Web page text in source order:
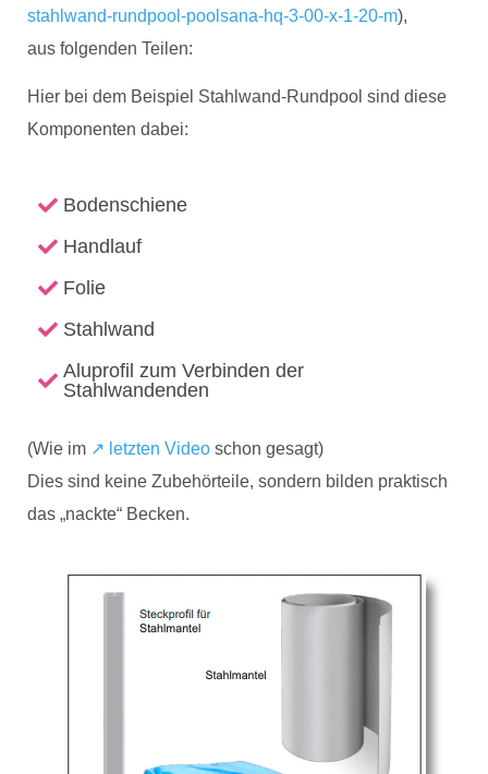
stahlwand-rundpool-poolsana-hq-3-00-x-1-20-m),
aus folgenden Teilen:
Hier bei dem Beispiel Stahlwand-Rundpool sind diese
Komponenten dabei:
Bodenschiene
Handlauf
Folie
Stahlwand
Aluprofil zum Verbinden der
Stahlwandenden
(Wie im ↗️ letzten Video schon gesagt)
Dies sind keine Zubehörteile, sondern bilden praktisch
das „nackte“ Becken.